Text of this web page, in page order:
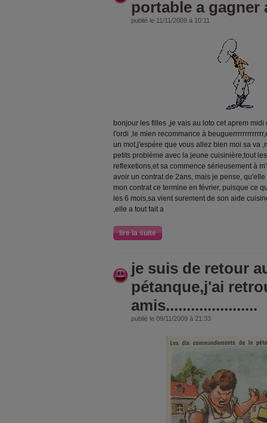
portable a
publié le 11/11/2009 à 10:11
bonjour les filles ,je vais au loto cet aprem
l'ordi ,le mien recommance à
un mot,j'espére que vous allez bien moi sa va
petits problème avec la jeune cuisinière;tout
reflexetions,et sa commence sérieusement à
avoir un contrat de 2ans, mais je pense,
mon contrat ce termine en février, puisque ce
les 6 mois,sa vient surement de son aide
,elle a tout fait a
lire la suite
je suis de retour
pétanque,j'ai
amis......................
publié le 09/11/2009 à 21:33